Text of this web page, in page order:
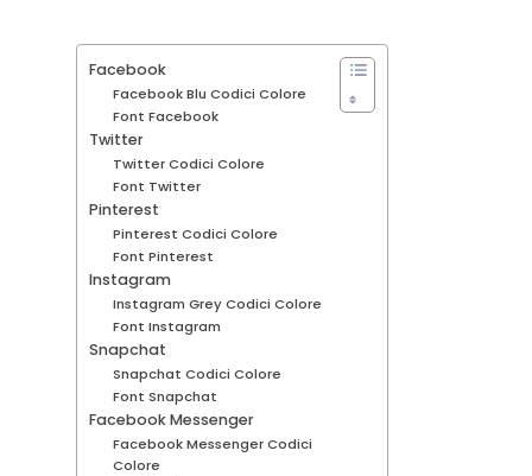
Facebook
Facebook Blu Codici Colore
Font Facebook
Twitter
Twitter Codici Colore
Font Twitter
Pinterest
Pinterest Codici Colore
Font Pinterest
Instagram
Instagram Grey Codici Colore
Font Instagram
Snapchat
Snapchat Codici Colore
Font Snapchat
Facebook Messenger
Facebook Messenger Codici
Colore